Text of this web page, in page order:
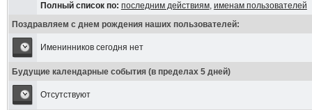
Полный список по: последним действиям, именам пользователей
Поздравляем с днем рождения наших пользователей:
Именинников сегодня нет
Будущие календарные события (в пределах 5 дней)
Отсутствуют